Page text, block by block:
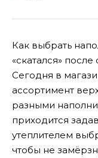
Как выбрать
«скатался» после
Сегодня в
ассортимент
разными
приходится
утеплителем
чтобы не